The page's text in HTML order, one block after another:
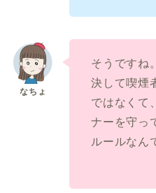
そうですね。
決して喫煙
ではなくて
ナーを守っ
ルールなん